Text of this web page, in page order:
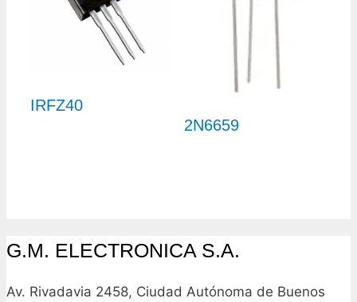
IRFZ40
2N6659
G.M. ELECTRONICA S.A.
Av. Rivadavia 2458, Ciudad Autónoma de Buenos